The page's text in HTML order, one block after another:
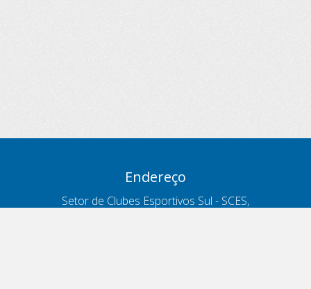
Endereço
Setor de Clubes Esportivos Sul - SCES,